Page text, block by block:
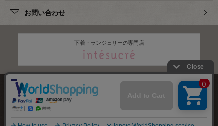
お問い合わせ
下着・ランジェリーの専門店
株式会社オカダヤ
特定商取引法に基づく表記 プライバシーポリシー サイトマップ